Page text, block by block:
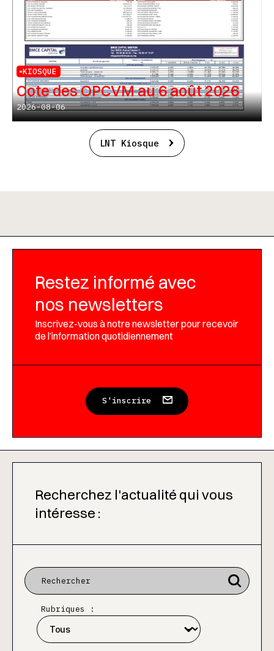
KIOSQUE
Cote des OPCVM au 6 août 2026
2026-08-06
LNT Kiosque
Restez informé avec
nos newsletters
Inscrivez-vous à notre newsletter pour recevoir
de l’information quotidiennement
S'inscrire
Recherchez l'actualité qui vous
intéresse :
Rubriques :